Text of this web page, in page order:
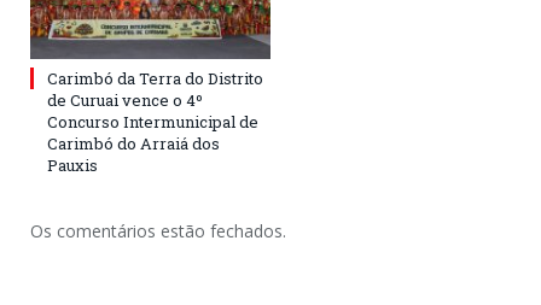
Carimbó da Terra do Distrito
de Curuai vence o 4º
Concurso Intermunicipal de
Carimbó do Arraiá dos
Pauxis
Os comentários estão fechados.